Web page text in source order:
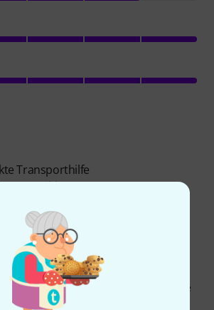
Transporthilfe
SennerSibl 29.04.2023
habe ich mir für meine Volksharfe
als Alternative zu dem wirklich sehr